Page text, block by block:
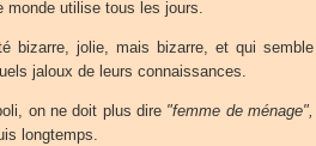
monde utilise tous les jours.
bizarre, jolie, mais bizarre, et qui semble
jaloux de leurs connaissances.
on ne doit plus dire "femme de ménage",
longtemps.